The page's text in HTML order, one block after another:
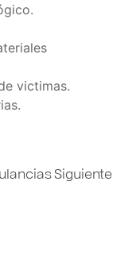
victimas.
Siguiente